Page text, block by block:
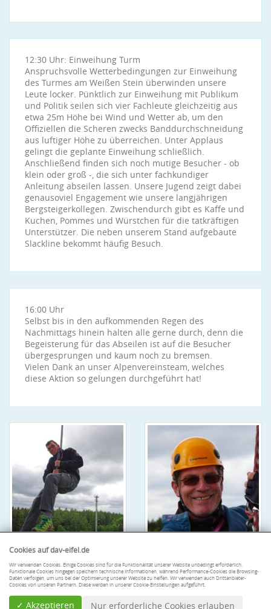
12:30 Uhr: Einweihung Turm
Anspruchsvolle Wetterbedingungen zur Einweihung
des Turmes am Weißen Stein überwinden unsere
Leute locker. Pünktlich zur Einweihung mit Publikum
und Politik seilen sich vier Fachleute gleichzeitig aus
etwa 25m Höhe bei Wind und Wetter ab, um den
Offiziellen die Scheren zwecks Banddurchschneidung
aus luftiger Höhe zu überreichen. Unter Applaus
gelingt die geplante Einweihung schließlich.
Anschließend finden sich noch mutige Besucher - ob
klein oder groß -, die sich unter fachkundiger
Anleitung abseilen lassen. Unsere Jugend zeigt dabei
genausoviel Engagement wie unsere langjährigen
Bergsteigerkollegen. Zwischendurch gibt es Kaffe und
Kuchen, Pommes und Würstchen für die tatkräftigen
Unterstützer. Die neben unserem Stand aufgebaute
Slackline bekommt häufig Besuch.
16:00 Uhr
Selbst bis in den aufkommenden Regen des
Nachmittags hinein halten alle gerne durch, denn die
Begeisterung für das Abseilen ist auf die Besucher
übergesprungen und kaum noch zu bremsen.
Vielen Dank an unser Alpenvereinsteam, welches
diese Aktion so gelungen durchgeführt hat!
Cookies auf dav-eifel.de
Wir verwenden Cookies. Einige Cookies sind für die Funktionalität unserer Website unbedingt erforderlich.
Funktionale Cookies hingegen speichern technische Informationen, während Performance-Cookies die Browsing-
Daten verfolgen, um uns bei der Optimierung unserer Website zu helfen. Wir verwenden auch Drittanbieter-
Cookies von unseren Partnern. Diese werden in unserer Cookie-Einstellungen aufgeführt.
✓ Akzeptieren Nur erforderliche Cookies erlauben